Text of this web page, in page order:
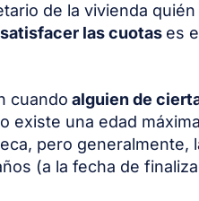
de la vivienda quién
las cuotas es
cuando alguien de
existe una edad
pero generalmente,
(a la fecha de